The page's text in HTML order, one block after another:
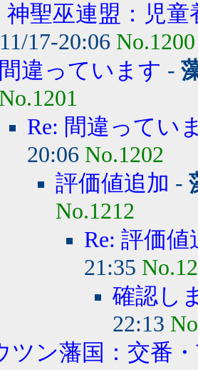
神聖巫連盟：児童
17-20:06 No.1200
間違っています -
No.1201
Re: 間違ってい
20:06 No.1202
評価値追加 -
No.1212
Re: 評価値
21:35
確認し
22:13
ツン藩国：交番